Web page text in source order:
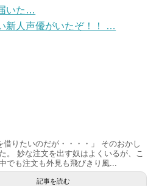
いた…
新人声優がいたぞ！！ …
借りたいのだが・・・・」 そのおかし
。 妙な注文を出す奴はよくいるが、こ
でも注文も外見も飛びきり風...
記事を読む